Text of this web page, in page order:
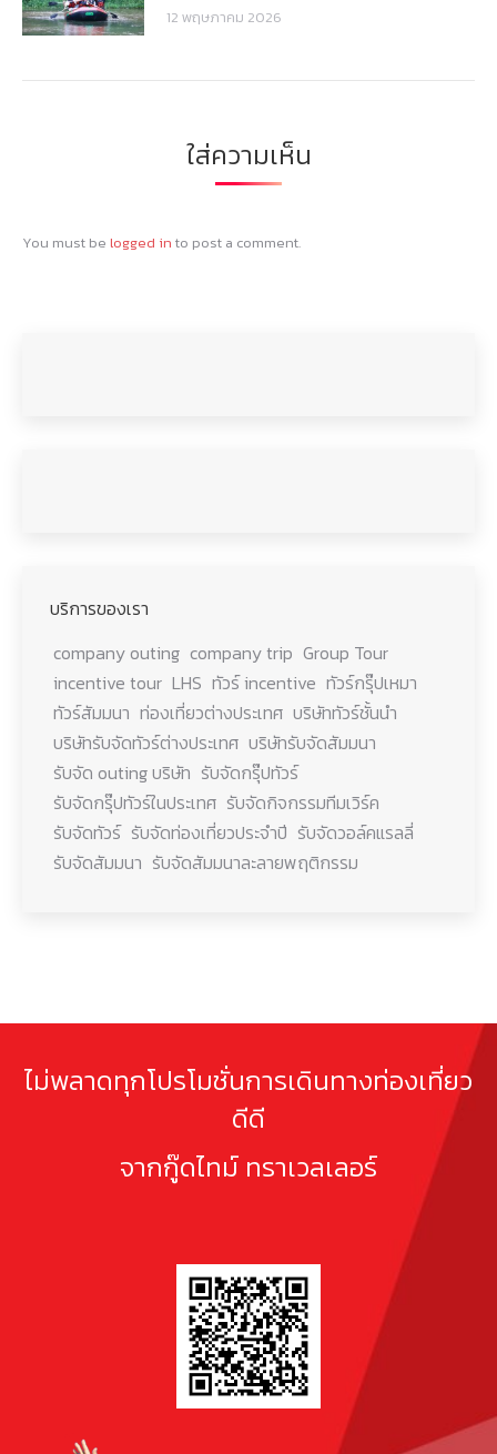
12 พฤษภาคม 2026
ใส่ความเห็น
You must be logged in to post a comment.
บริการของเรา
company outing company trip Group Tour
incentive tour LHS ทัวร์ incentive ทัวร์กรุ๊ปเหมา
ทัวร์สัมมนา ท่องเที่ยวต่างประเทศ บริษัททัวร์ชั้นนำ
บริษัทรับจัดทัวร์ต่างประเทศ บริษัทรับจัดสัมมนา
รับจัด outing บริษัท รับจัดกรุ๊ปทัวร์
รับจัดกรุ๊ปทัวร์ในประเทศ รับจัดกิจกรรมทีมเวิร์ค
รับจัดทัวร์ รับจัดท่องเที่ยวประจำปี รับจัดวอล์คแรลลี่
รับจัดสัมมนา รับจัดสัมมนาละลายพฤติกรรม
ไม่พลาดทุกโปรโมชั่นการเดินทางท่องเที่ยว
ดีดี
จากกู๊ดไทม์ ทราเวลเลอร์